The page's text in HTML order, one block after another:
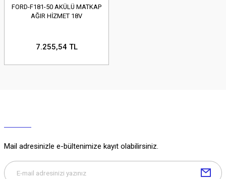
FORD-F181-50 AKÜLÜ MATKAP
AĞIR HİZMET 18V
7.255,54 TL
Mail adresinizle e-bültenimize kayıt olabilirsiniz.